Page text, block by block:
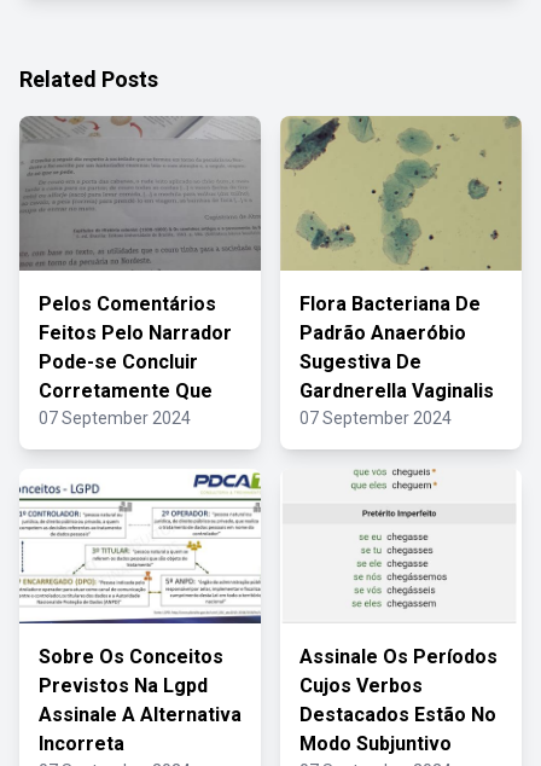
Related Posts
Pelos Comentários
Feitos Pelo Narrador
Pode-se Concluir
Corretamente Que
07 September 2024
Flora Bacteriana De
Padrão Anaeróbio
Sugestiva De
Gardnerella Vaginalis
07 September 2024
Sobre Os Conceitos
Previstos Na Lgpd
Assinale A Alternativa
Incorreta
Assinale Os Períodos
Cujos Verbos
Destacados Estão No
Modo Subjuntivo